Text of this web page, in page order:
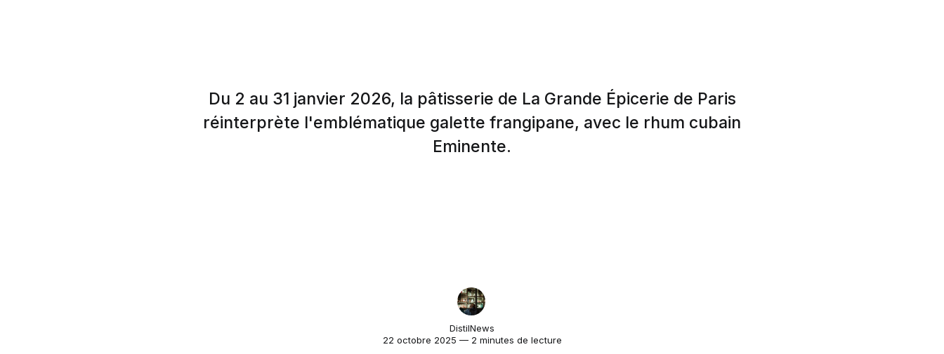
Du 2 au 31 janvier 2026, la pâtisserie de La Grande Épicerie de Paris
réinterprète l'emblématique galette frangipane, avec le rhum cubain
Eminente.
DistilNews
22 octobre 2025 — 2 minutes de lecture